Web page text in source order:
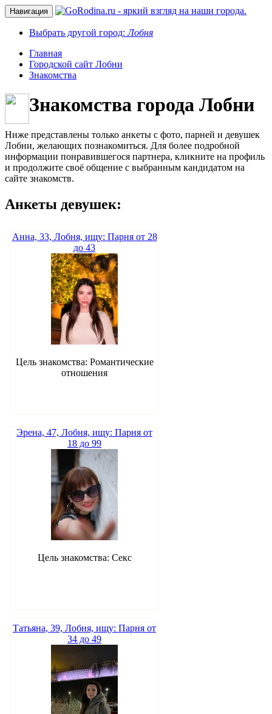
Навигация
Выбрать другой город:Лобня
Главная
Городской сайт Лобни
Знакомства
Знакомства города Лобни
Ниже представлены только анкеты с фото, парней и девушек
Лобни, желающих познакомиться. Для более подробной
информации понравившегося партнера, кликните на профиль
и продолжите своё общение с выбранным кандидатом на
сайте знакомств.
Анкеты девушек:
Анна, 33, Лобня, ищу: Парня от 28
до 43
Цель знакомства: Романтические
отношения
Эрена, 47, Лобня, ищу: Парня от
18 до 99
Цель знакомства: Секс
Татьяна, 39, Лобня, ищу: Парня от
34 до 49